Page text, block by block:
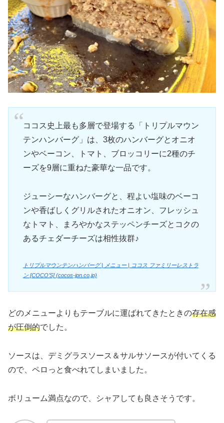
ココス史上最も多層で登場する「トリプルマウン
テンハンバーグ」は、3枚のハンバーグとオニオ
ンやベーコン、トマト、ブロッコリーに2種のチ
ーズを9層に重ねた豪華な一品です。
ジューシーなハンバーグと、程よい塩味のベーコ
ンや香ばしくグリルされたオニオン、フレッシュ
なトマト、まろやかなステッペンチーズとコクの
あるチェダーチーズは相性抜群♪
トリプルマウンテンハンバーグ | メニュー | ココス ファミリーレストラ
ン [COCO’S] (cocos-jpn.co.jp)
どのメニューよりもテーブルに運ばれてきたときの存在感
が圧倒的でした。
ソースは、デミグラスソース＆サルサソースが付いてくる
ので、ペロっと食べれてしまいました。
ボリューム満点なので、シャアしても良さそうです。